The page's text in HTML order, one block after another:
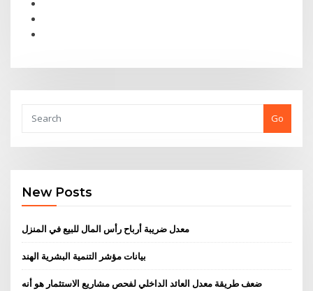
Go
New Posts
معدل ضريبة أرباح رأس المال للبيع في المنزل
بيانات مؤشر التنمية البشرية الهند
ضعف طريقة معدل العائد الداخلي لفحص مشاريع الاستثمار هو أنه